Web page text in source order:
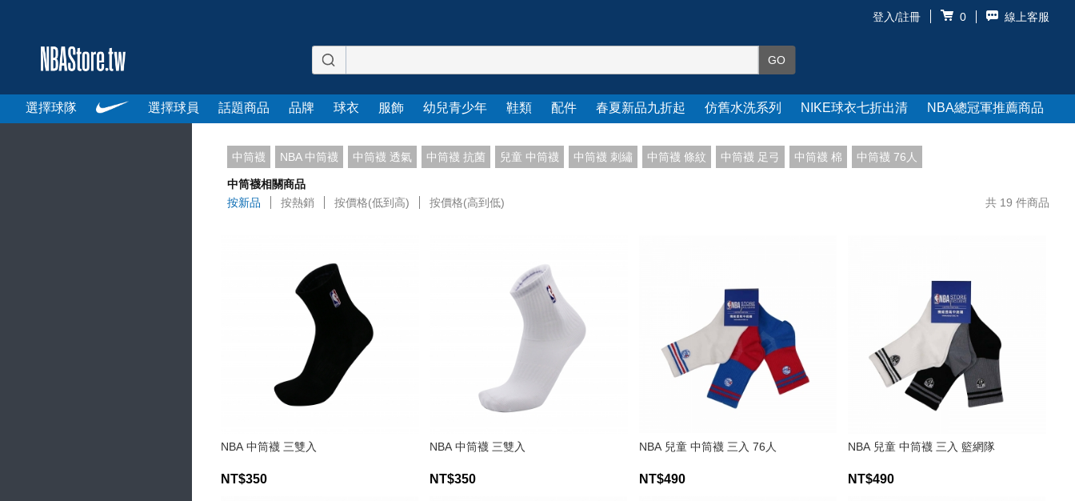
登入/註冊 0 線上客服
選擇球隊 選擇球員 話題商品 品牌 球衣 服飾 幼兒青少年 鞋類 配件 春夏新品九折起 仿舊水洗系列 NIKE球衣七折出清 NBA總冠軍推薦商品
中筒襪 NBA 中筒襪 中筒襪 透氣 中筒襪 抗菌 兒童 中筒襪 中筒襪 刺繡 中筒襪 條紋 中筒襪 足弓 中筒襪 棉 中筒襪 76人
中筒襪相關商品
按新品
按熱銷 按價格(低到高) 按價格(高到低) 共 19 件商品
NBA 中筒襪 三雙入
NT$350
NBA 中筒襪 三雙入
NT$350
NBA 兒童 中筒襪 三入 76人
NT$490
NBA 兒童 中筒襪 三入 籃網隊
NT$490